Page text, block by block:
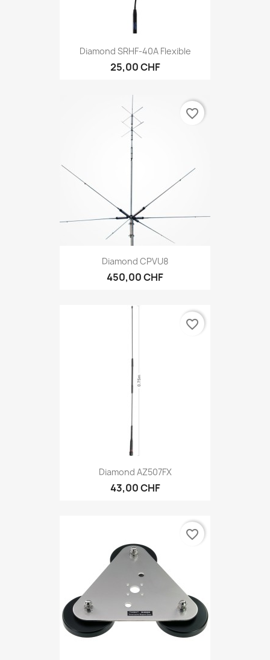
Diamond SRHF-40A Flexible
25,00 CHF
Diamond CPVU8
450,00 CHF
favorite_border
Diamond AZ507FX
43,00 CHF
favorite_border
favorite_border